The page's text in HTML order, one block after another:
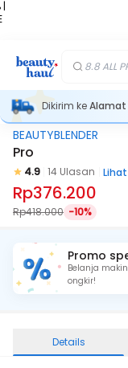
|
8.8 ALL
Dikirim keAlamat
BEAUTYBLENDER
Pro
4.9 14 Ulasan
Rp376.200
Rp418.000 -10%
Promo
Belanja
ongkir!
Details